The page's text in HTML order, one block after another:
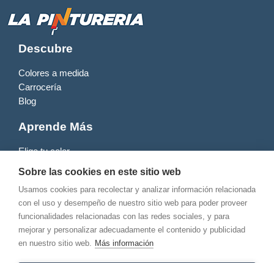
Descubre
Colores a medida
Carrocería
Blog
Aprende Más
Elige tu color
Sobre las cookies en este sitio web
Usamos cookies para recolectar y analizar información relacionada
con el uso y desempeño de nuestro sitio web para poder proveer
funcionalidades relacionadas con las redes sociales, y para
mejorar y personalizar adecuadamente el contenido y publicidad
en nuestro sitio web. Más información